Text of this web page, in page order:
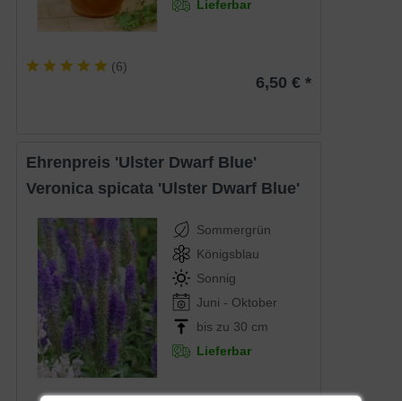
Lieferbar
(6)
6,50 € *
Ehrenpreis 'Ulster Dwarf Blue'
Veronica spicata 'Ulster Dwarf Blue'
Sommergrün
Königsblau
Sonnig
Juni - Oktober
bis zu 30 cm
Lieferbar